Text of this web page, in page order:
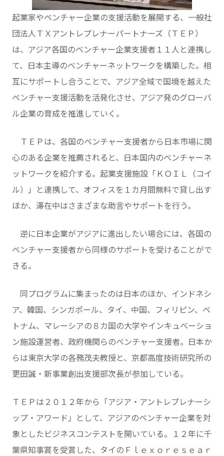
起業家やベンチャー企業の支援活動を展開する、一般社
団法人ＴＸアントレプレナーパートナーズ（ＴＥＰ）
は、アジア各国のベンチャー企業支援者１１人と連携し
て、日本主導のベンチャーネットワークを構築した。相
互にサポートし合うことで、アジア全域で国境を越えた
ベンチャー支援活動を活発化させ、アジア発のグローバ
ル企業の育成を推進していく。
ＴＥＰは、各国のベンチャー支援者から日本市場に関
心のある企業を推薦されると、日本国内のベンチャーネ
ットワークを紹介する。起業支援施設「ＫＯＩＬ（コイ
ル）」と連携して、オフィスを１カ月間無料で貸し出す
ほか、滞在中はさまざまな助言やサポートを行う。
逆に日本企業がアジアに進出したい場合には、各国の
ベンチャー支援者から同様のサポートを受けることがで
きる。
同プログラムに集まったのは日本のほか、インドネシ
ア、韓国、シンガポール、タイ、中国、フィリピン、ベ
トナム、マレーシアの８カ国の大学やインキュベーショ
ン施設運営者、政府機関らのベンチャー支援者。日本か
らは東京大学の各務茂夫教授と、京都高度技術研究所の
更田誠・新事業創出支援部次長が参加している。
ＴＥＰは２０１２年から「アジア・アントレプレナーシ
ップ・アワード」として、アジアのベンチャー企業を対
象としたビジネスコンテストを開いている。１２年に千
葉県知事賞を受賞した、タイのＦｌｅｘｏｒｅｓｅａｒ